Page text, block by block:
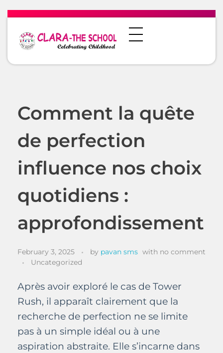
Comment la quête
de perfection
influence nos choix
quotidiens :
approfondissement
February 3, 2025 by pavan sms with no comment
Uncategorized
Après avoir exploré le cas de Tower
Rush, il apparaît clairement que la
recherche de perfection ne se limite
pas à un simple idéal ou à une
aspiration abstraite. Elle s’incarne dans